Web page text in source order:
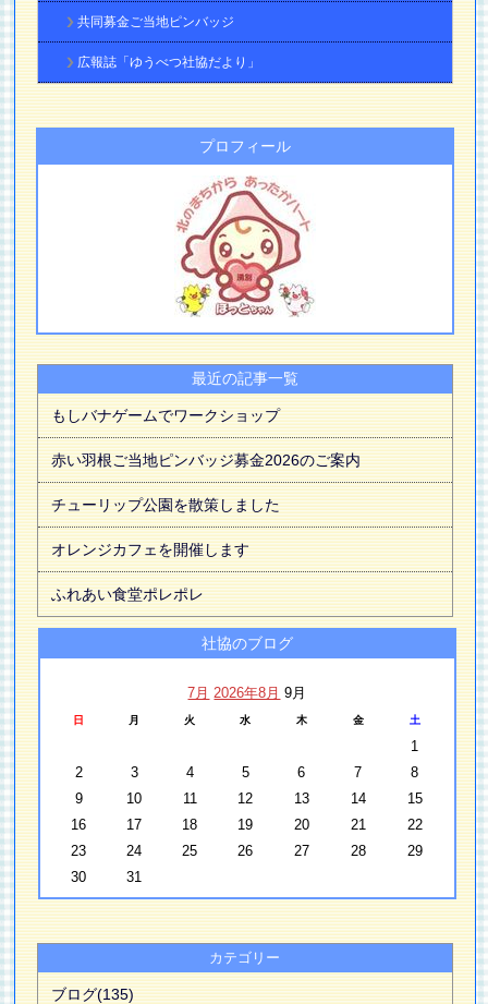
共同募金ご当地ピンバッジ
広報誌「ゆうべつ社協だより」
プロフィール
最近の記事一覧
もしバナゲームでワークショップ
赤い羽根ご当地ピンバッジ募金2026のご案内
チューリップ公園を散策しました
オレンジカフェを開催します
ふれあい食堂ポレポレ
社協のブログ
7月 2026年8月 9月
日 月 火 水 木 金 土
1
2
3 4 5 6 7
8
9
10 11 12 13 14
15
16
17 18 19 20 21
22
23
24 25 26 27 28
29
30
31
カテゴリー
ブログ(135)